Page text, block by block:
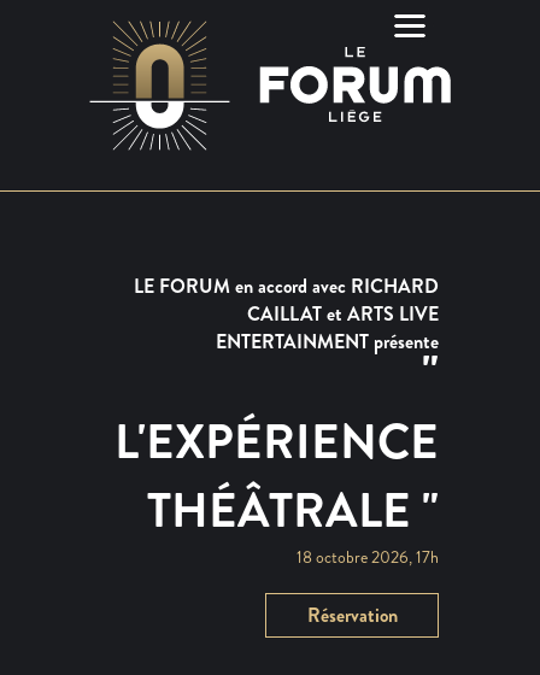
LE FORUM en accord avec RICHARD
CAILLAT et ARTS LIVE
ENTERTAINMENT présente
"
L'EXPÉRIENCE
THÉÂTRALE "
18 octobre 2026, 17h
Réservation